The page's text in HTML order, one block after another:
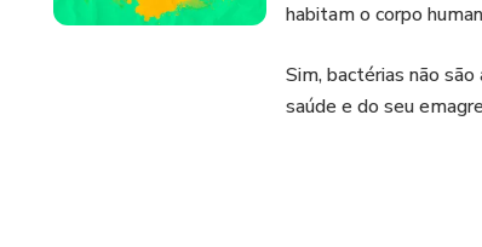
habitam o corpo
Sim, bactérias não
saúde e do seu